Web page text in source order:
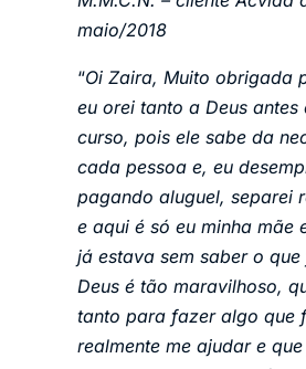
maio/2018
“Oi Zaira, Muito obrigada
eu orei tanto a Deus antes
curso, pois ele sabe da
cada pessoa e, eu
pagando aluguel, separei
e aqui é só eu minha mãe
já estava sem saber o
Deus é tão maravilhoso,
tanto para fazer algo que
realmente me ajudar e